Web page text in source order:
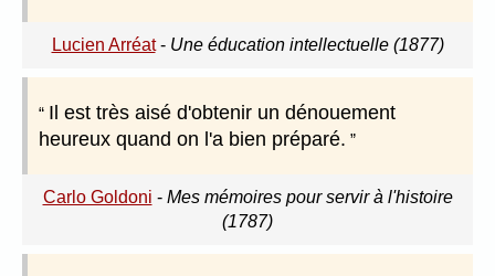
Lucien Arréat- Une éducation intellectuelle (1877)
Il est très aisé d'obtenir un dénouement
heureux quand on l'a bien préparé.
Carlo Goldoni - Mes mémoires pour servir à l'histoire
(1787)